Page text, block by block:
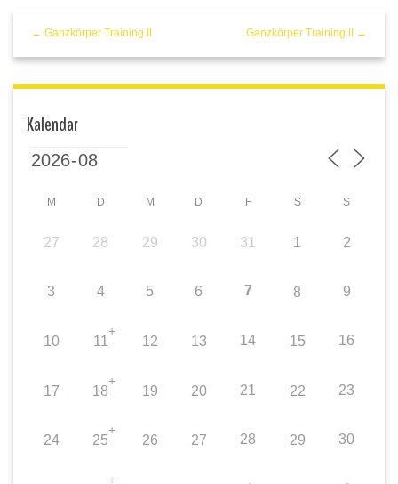
← Ganzkörper Training II Ganzkörper Training II →
Kalendar
M D M D F S S
27 28 29 30 31 1 2
3 4 5 6 7 8 9
10 11
+
12 13 14 15 16
17 18
+
19 20 21 22 23
24 25
+
26 27 28 29 30
+